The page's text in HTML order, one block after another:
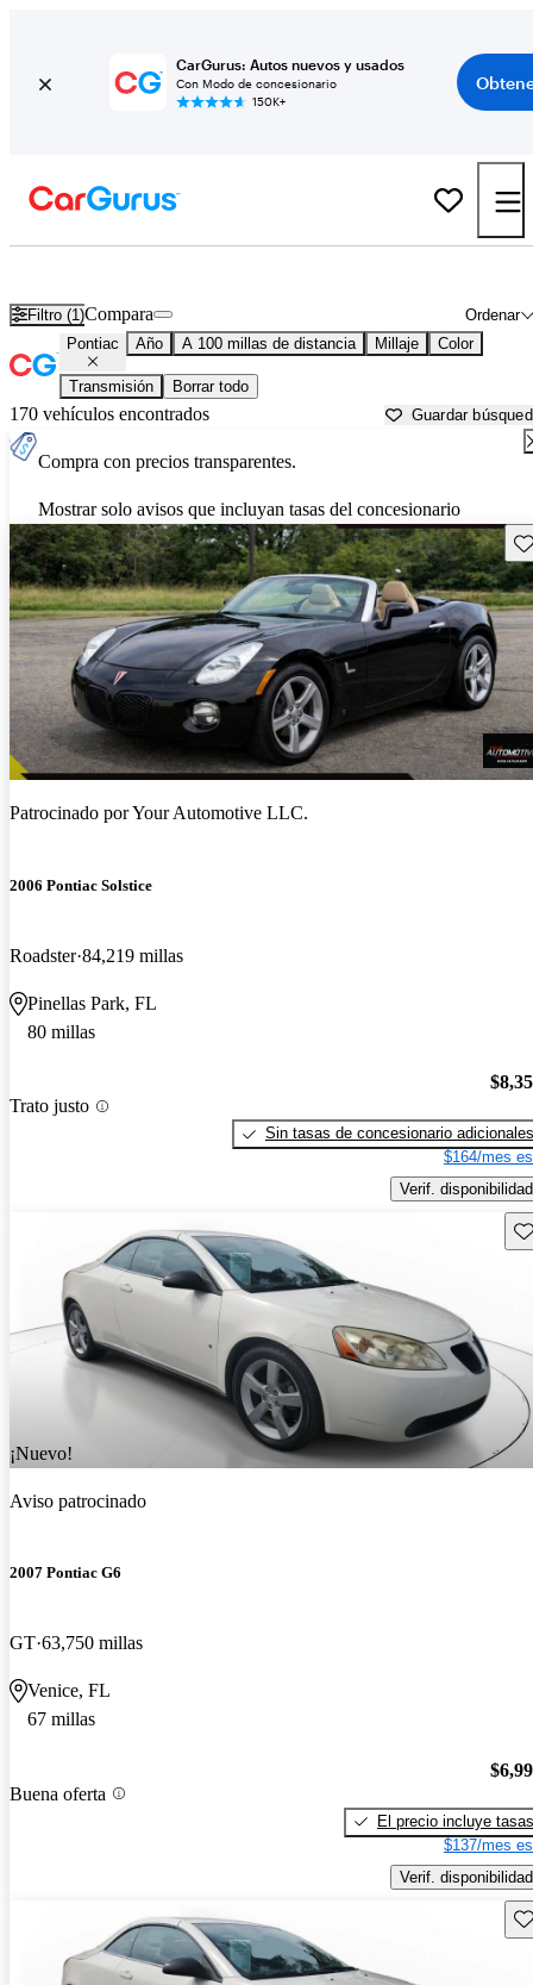
CarGurus: Autos nuevos y usados
Con Modo de concesionario
150K+
Filtro (1) Ordenar
Compara
Pontiac Año A 100 millas de distancia Millaje Color
Transmisión Borrar todo
170 vehículos encontrados Guardar
Compra con precios transparentes.
Mostrar solo avisos que incluyan tasas del concesionario
Patrocinado porYour Automotive LLC.
2006 Pontiac Solstice
Roadster 84,219 millas
Pinellas Park, FL
80 millas
Trato justo
Sin tasas de concesionario adicionales
$164/mes
Verif. disponibilidad
¡Nuevo!
Aviso patrocinado
2007 Pontiac G6
GT 63,750 millas
Venice, FL
67 millas
Buena oferta
El precio incluye tasas
$137/mes
Verif. disponibilidad